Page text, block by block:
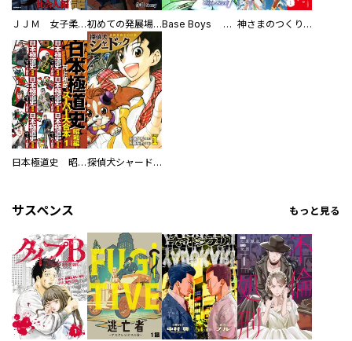
ＪＪＭ 女子柔道部物語 社会人編 初めての発展場 【白抜き修正版】 Base Boys 新装版 神さまのつくりかた。スーパー大合本
日本極道史 昭和編 スーパー大合本 探偵犬シャードック（新装版）
サスペンス もっと見る